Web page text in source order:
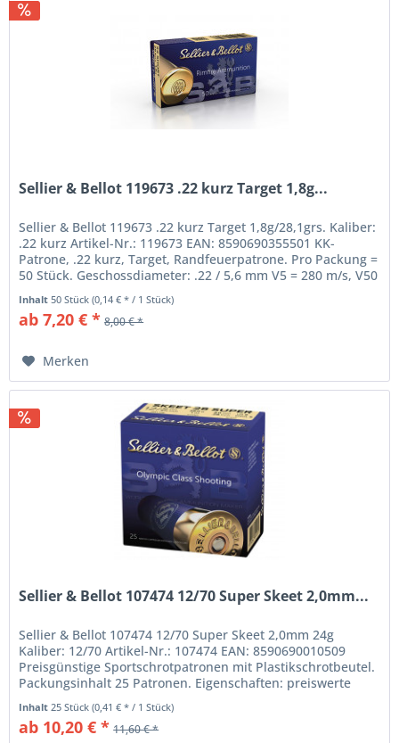
Sellier & Bellot 119673 .22 kurz Target 1,8g...
Sellier & Bellot 119673 .22 kurz Target 1,8g/28,1grs. Kaliber:
.22 kurz Artikel-Nr.: 119673 EAN: 8590690355501 KK-
Patrone, .22 kurz, Target, Randfeuerpatrone. Pro Packung =
50 Stück. Geschossdiameter: .22 / 5,6 mm V5 = 280 m/s, V50
Inhalt 50 Stück(0,14 € * / 1 Stück)
ab 7,20 € * 8,00 € *
Merken
Sellier & Bellot 107474 12/70 Super Skeet 2,0mm...
Sellier & Bellot 107474 12/70 Super Skeet 2,0mm 24g
Kaliber: 12/70 Artikel-Nr.: 107474 EAN: 8590690010509
Preisgünstige Sportschrotpatronen mit Plastikschrotbeutel.
Packungsinhalt 25 Patronen. Eigenschaften: preiswerte
Inhalt 25 Stück(0,41 € * / 1 Stück)
ab 10,20 € * 11,60 € *